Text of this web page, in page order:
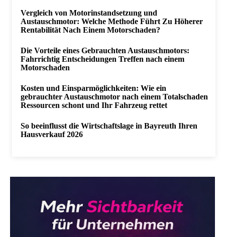
Vergleich von Motorinstandsetzung und
Austauschmotor: Welche Methode Führt Zu Höherer
Rentabilität Nach Einem Motorschaden?
Die Vorteile eines Gebrauchten Austauschmotors:
Fahrrichtig Entscheidungen Treffen nach einem
Motorschaden
Kosten und Einsparmöglichkeiten: Wie ein
gebrauchter Austauschmotor nach einem Totalschaden
Ressourcen schont und Ihr Fahrzeug rettet
So beeinflusst die Wirtschaftslage in Bayreuth Ihren
Hausverkauf 2026